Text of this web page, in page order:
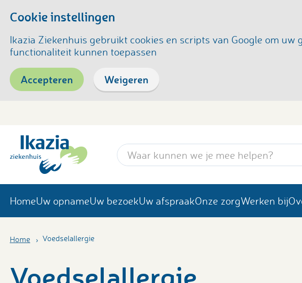
Cookie instellingen
Ikazia Ziekenhuis gebruikt cookies en scripts van Google om
functionaliteit kunnen toepassen
Accepteren Weigeren
Zoekwoord
HomeUw opnameUw bezoekUw afspraakOnze zorgWerken bij
Home Voedselallergie